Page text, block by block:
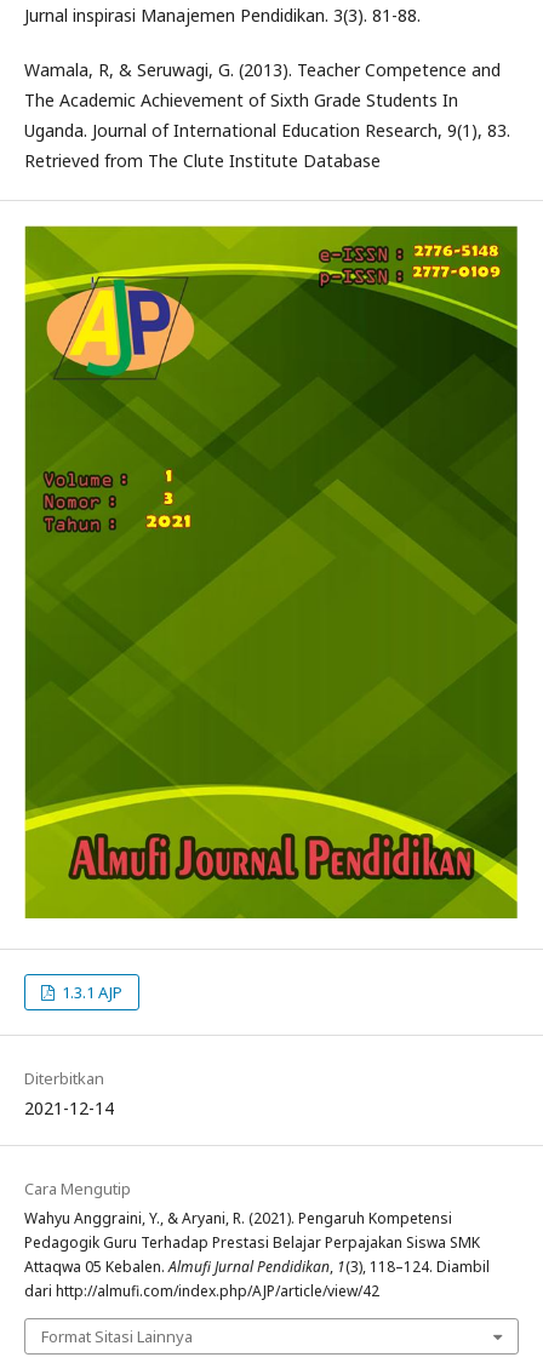
Jurnal inspirasi Manajemen Pendidikan. 3(3). 81-88.
Wamala, R, & Seruwagi, G. (2013). Teacher Competence and
The Academic Achievement of Sixth Grade Students In
Uganda. Journal of International Education Research, 9(1), 83.
Retrieved from The Clute Institute Database
1.3.1 AJP
Diterbitkan
2021-12-14
Cara Mengutip
Wahyu Anggraini, Y., & Aryani, R. (2021). Pengaruh Kompetensi
Pedagogik Guru Terhadap Prestasi Belajar Perpajakan Siswa SMK
Attaqwa 05 Kebalen.Almufi Jurnal Pendidikan, 1(3), 118–124. Diambil
dari http://almufi.com/index.php/AJP/article/view/42
Format Sitasi Lainnya